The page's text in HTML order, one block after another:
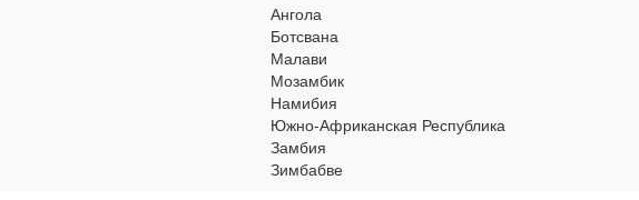
Ангола
Ботсвана
Малави
Мозамбик
Намибия
Южно-Африканская Республика
Замбия
Зимбабве